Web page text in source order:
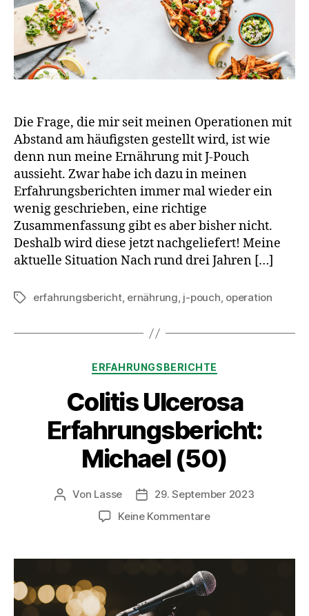
Die Frage, die mir seit meinen Operationen mit
Abstand am häufigsten gestellt wird, ist wie
denn nun meine Ernährung mit J-Pouch
aussieht. Zwar habe ich dazu in meinen
Erfahrungsberichten immer mal wieder ein
wenig geschrieben, eine richtige
Zusammenfassung gibt es aber bisher nicht.
Deshalb wird diese jetzt nachgeliefert! Meine
aktuelle Situation Nach rund drei Jahren […]
Schlagwörter
erfahrungsbericht, ernährung, j-pouch, operation
Kategorien
ERFAHRUNGSBERICHTE
Colitis Ulcerosa
Erfahrungsbericht:
Michael (50)
Beitragsautor
Von Lasse Beitragsdatum
29. September 2023
Keine Kommentarezu
Erfahrungsbericht:
Michael
(50)